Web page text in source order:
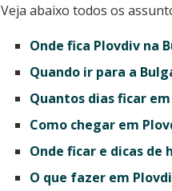
Veja abaixo todos os
Onde fica Plovdiv na
Quando ir para a
Quantos dias ficar
Como chegar em
Onde ficar e dicas de
O que fazer em